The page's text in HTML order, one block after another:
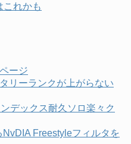
これかも
ージ
リーランクが上がらない
デックス耐久ソロ楽々ク
Freestyleフィルタを